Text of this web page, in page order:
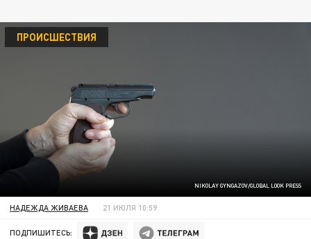
NIKOLAY GYNGAZOV/GLOBAL LOOK PRESS
ПРОИСШЕСТВИЯ
НАДЕЖДА ЖИВАЕВА 21 ИЮЛЯ 10:59
ПОДПИШИТЕСЬ: